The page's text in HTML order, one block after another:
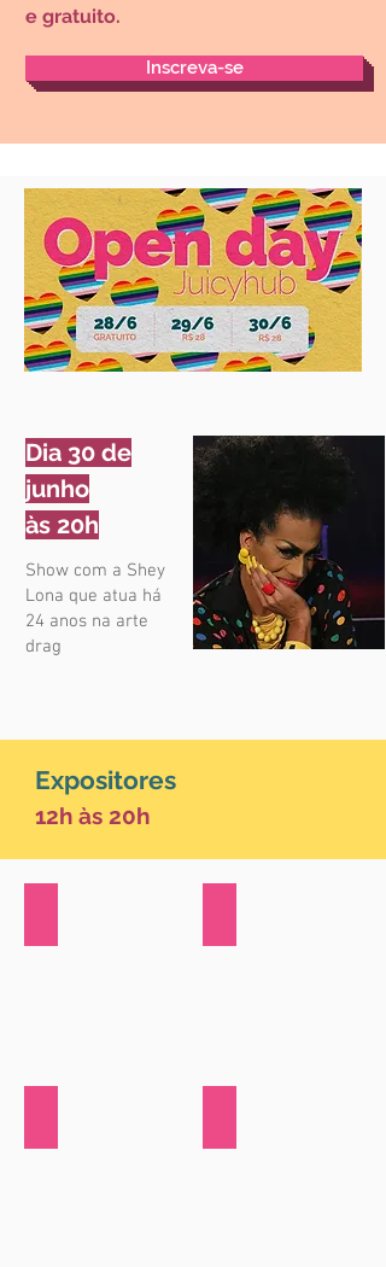
e gratuito.
Inscreva-se
Dia 30 de
junho
às 20h
Show com a Shey
Lona que atua há
24 anos na arte
drag
Expositores
12h às 20h